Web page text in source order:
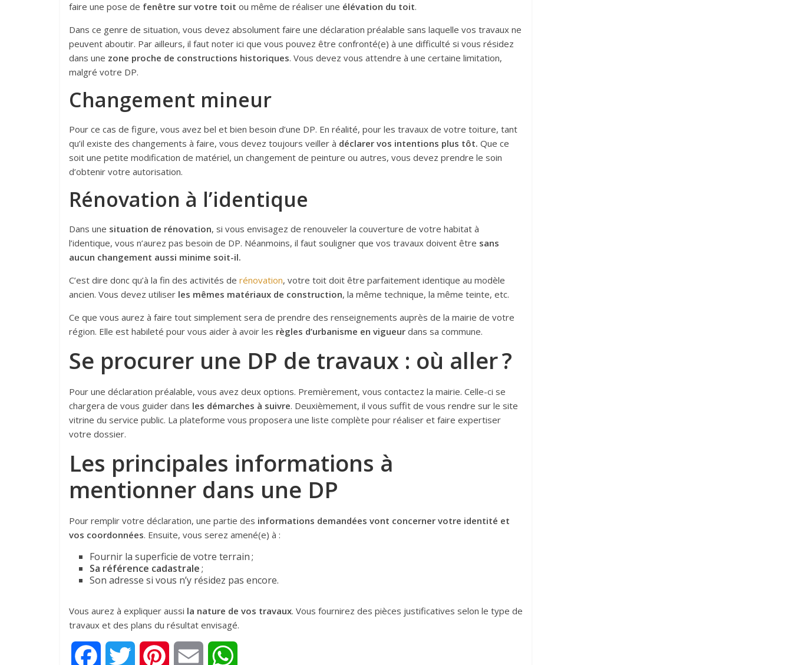
faire une pose de fenêtre sur votre toit ou même de réaliser une élévation du toit.
Dans ce genre de situation, vous devez absolument faire une déclaration préalable sans laquelle vos travaux ne
peuvent aboutir. Par ailleurs, il faut noter ici que vous pouvez être confronté(e) à une difficulté si vous résidez
dans une zone proche de constructions historiques. Vous devez vous attendre à une certaine limitation,
malgré votre DP.
Changement mineur
Pour ce cas de figure, vous avez bel et bien besoin d’une DP. En réalité, pour les travaux de votre toiture, tant
qu’il existe des changements à faire, vous devez toujours veiller à déclarer vos intentions plus tôt. Que ce
soit une petite modification de matériel, un changement de peinture ou autres, vous devez prendre le soin
d’obtenir votre autorisation.
Rénovation à l’identique
Dans une situation de rénovation, si vous envisagez de renouveler la couverture de votre habitat à
l’identique, vous n’aurez pas besoin de DP. Néanmoins, il faut souligner que vos travaux doivent être sans
aucun changement aussi minime soit-il.
C’est dire donc qu’à la fin des activités de rénovation, votre toit doit être parfaitement identique au modèle
ancien. Vous devez utiliser les mêmes matériaux de construction, la même technique, la même teinte, etc.
Ce que vous aurez à faire tout simplement sera de prendre des renseignements auprès de la mairie de votre
région. Elle est habileté pour vous aider à avoir les règles d’urbanisme en vigueur dans sa commune.
Se procurer une DP de travaux : où aller ?
Pour une déclaration préalable, vous avez deux options. Premièrement, vous contactez la mairie. Celle-ci se
chargera de vous guider dans les démarches à suivre. Deuxièmement, il vous suffit de vous rendre sur le site
vitrine du service public. La plateforme vous proposera une liste complète pour réaliser et faire expertiser
votre dossier.
Les principales informations à
mentionner dans une DP
Pour remplir votre déclaration, une partie des informations demandées vont concerner votre identité et
vos coordonnées. Ensuite, vous serez amené(e) à :
Fournir la superficie de votre terrain ;
Sa référence cadastrale;
Son adresse si vous n’y résidez pas encore.
Vous aurez à expliquer aussi la nature de vos travaux. Vous fournirez des pièces justificatives selon le type de
travaux et des plans du résultat envisagé.